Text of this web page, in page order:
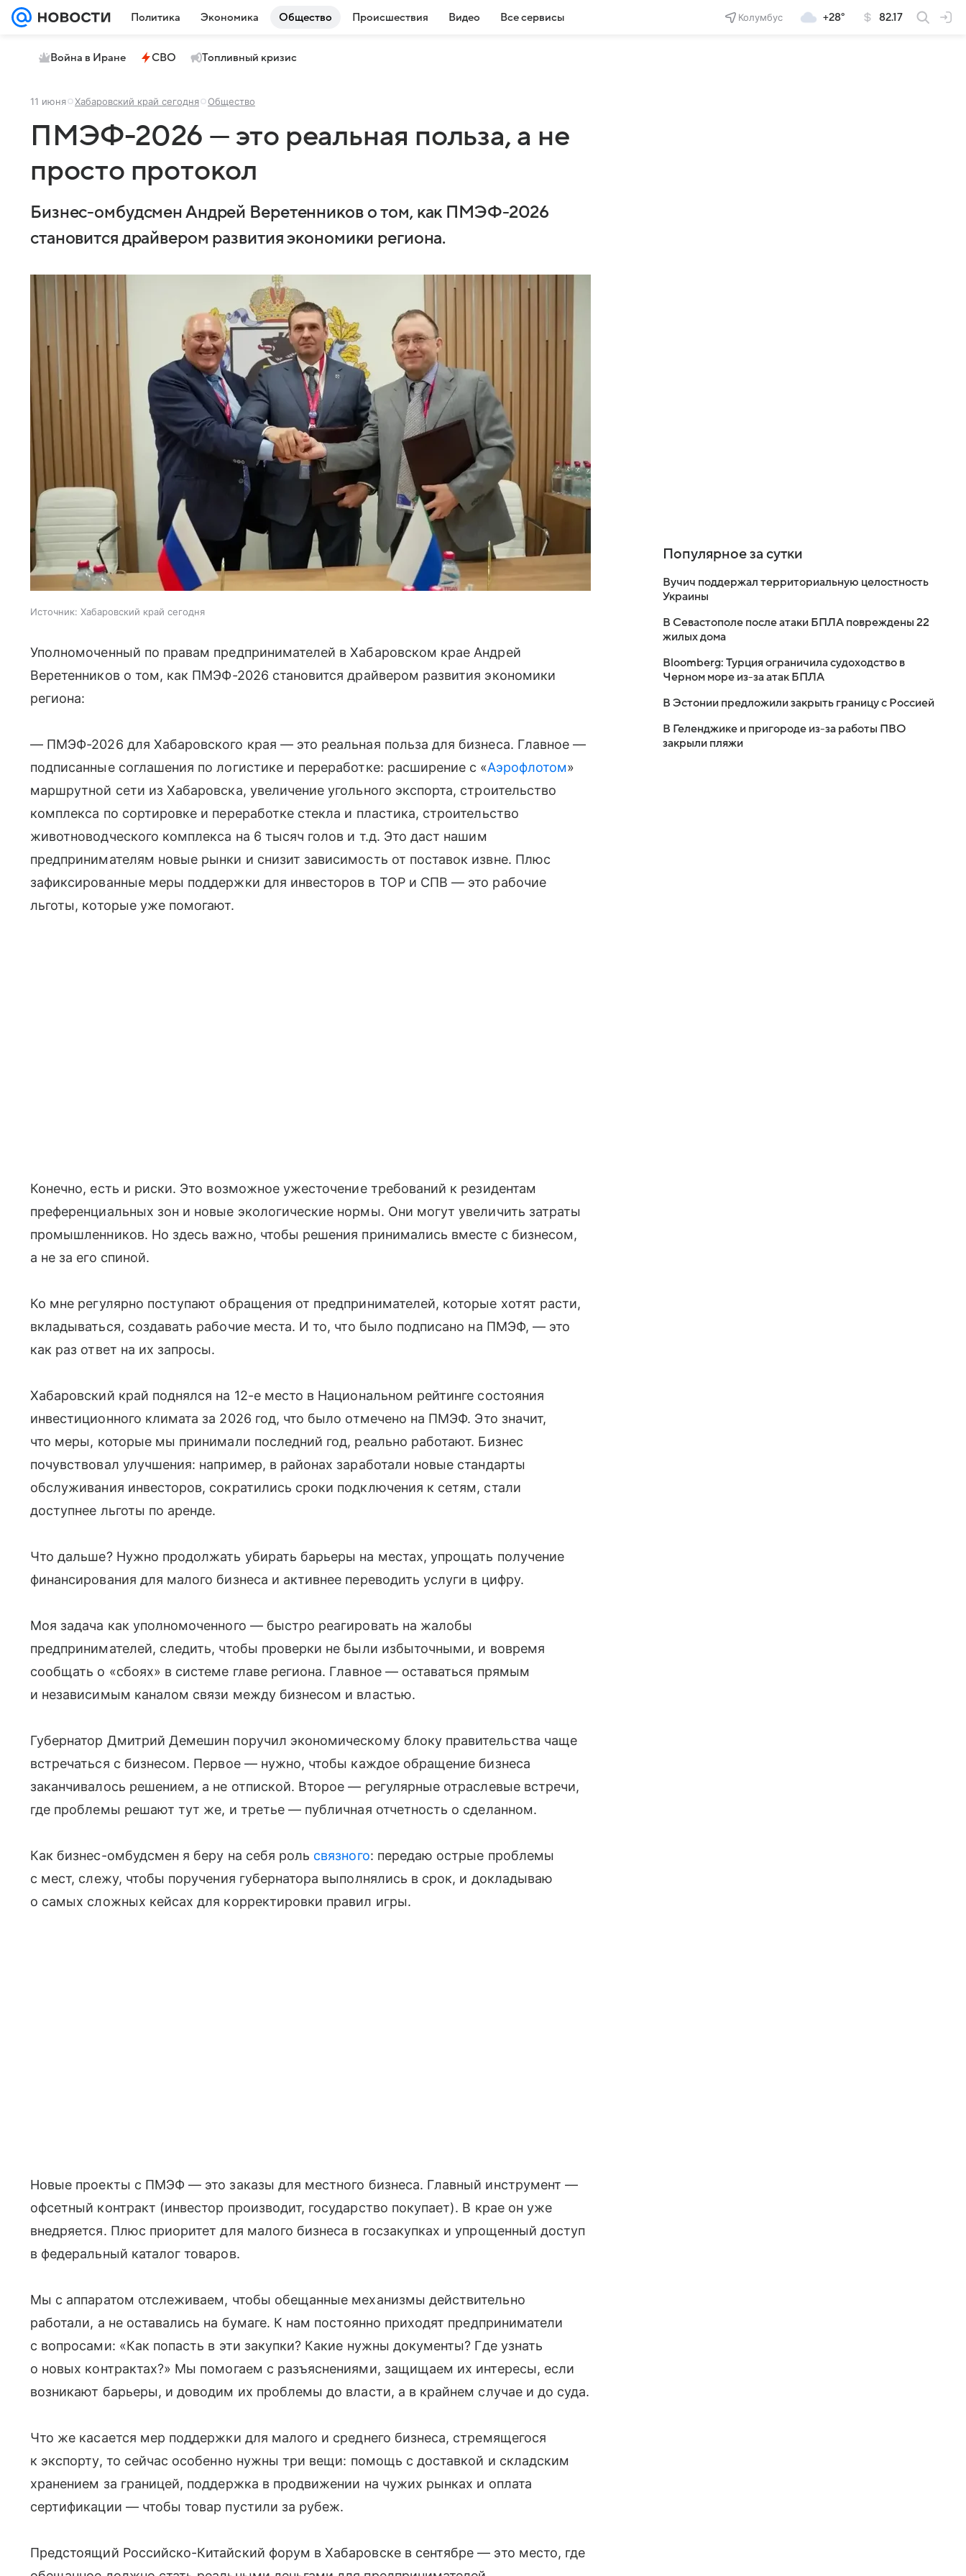
Политика Экономика Общество Происшествия Видео Все сервисы Колумбус +28° 82.17
Война в Иране СВО Топливный кризис
11 июня Хабаровский край сегодня Общество
ПМЭФ-2026 — это реальная польза, а не
просто протокол
Бизнес-омбудсмен Андрей Веретенников о том, как ПМЭФ-2026
становится драйвером развития экономики региона.
Источник: Хабаровский край сегодня
Уполномоченный по правам предпринимателей в Хабаровском крае Андрей
Веретенников о том, как ПМЭФ-2026 становится драйвером развития экономики
региона:
— ПМЭФ-2026 для Хабаровского края — это реальная польза для бизнеса. Главное —
подписанные соглашения по логистике и переработке: расширение с «Аэрофлотом»
маршрутной сети из Хабаровска, увеличение угольного экспорта, строительство
комплекса по сортировке и переработке стекла и пластика, строительство
животноводческого комплекса на 6 тысяч голов и т.д. Это даст нашим
предпринимателям новые рынки и снизит зависимость от поставок извне. Плюс
зафиксированные меры поддержки для инвесторов в ТОР и СПВ — это рабочие
льготы, которые уже помогают.
Конечно, есть и риски. Это возможное ужесточение требований к резидентам
преференциальных зон и новые экологические нормы. Они могут увеличить затраты
промышленников. Но здесь важно, чтобы решения принимались вместе с бизнесом,
а не за его спиной.
Ко мне регулярно поступают обращения от предпринимателей, которые хотят расти,
вкладываться, создавать рабочие места. И то, что было подписано на ПМЭФ, — это
как раз ответ на их запросы.
Хабаровский край поднялся на 12-е место в Национальном рейтинге состояния
инвестиционного климата за 2026 год, что было отмечено на ПМЭФ. Это значит,
что меры, которые мы принимали последний год, реально работают. Бизнес
почувствовал улучшения: например, в районах заработали новые стандарты
обслуживания инвесторов, сократились сроки подключения к сетям, стали
доступнее льготы по аренде.
Что дальше? Нужно продолжать убирать барьеры на местах, упрощать получение
финансирования для малого бизнеса и активнее переводить услуги в цифру.
Моя задача как уполномоченного — быстро реагировать на жалобы
предпринимателей, следить, чтобы проверки не были избыточными, и вовремя
сообщать о «сбоях» в системе главе региона. Главное — оставаться прямым
и независимым каналом связи между бизнесом и властью.
Губернатор Дмитрий Демешин поручил экономическому блоку правительства чаще
встречаться с бизнесом. Первое — нужно, чтобы каждое обращение бизнеса
заканчивалось решением, а не отпиской. Второе — регулярные отраслевые встречи,
где проблемы решают тут же, и третье — публичная отчетность о сделанном.
Как бизнес-омбудсмен я беру на себя роль связного: передаю острые проблемы
с мест, слежу, чтобы поручения губернатора выполнялись в срок, и докладываю
о самых сложных кейсах для корректировки правил игры.
Новые проекты с ПМЭФ — это заказы для местного бизнеса. Главный инструмент —
офсетный контракт (инвестор производит, государство покупает). В крае он уже
внедряется. Плюс приоритет для малого бизнеса в госзакупках и упрощенный доступ
в федеральный каталог товаров.
Мы с аппаратом отслеживаем, чтобы обещанные механизмы действительно
работали, а не оставались на бумаге. К нам постоянно приходят предприниматели
с вопросами: «Как попасть в эти закупки? Какие нужны документы? Где узнать
о новых контрактах?» Мы помогаем с разъяснениями, защищаем их интересы, если
возникают барьеры, и доводим их проблемы до власти, а в крайнем случае и до суда.
Что же касается мер поддержки для малого и среднего бизнеса, стремящегося
к экспорту, то сейчас особенно нужны три вещи: помощь с доставкой и складским
хранением за границей, поддержка в продвижении на чужих рынках и оплата
сертификации — чтобы товар пустили за рубеж.
Предстоящий Российско-Китайский форум в Хабаровске в сентябре — это место, где
Популярное за сутки
Вучич поддержал территориальную целостность
Украины
В Севастополе после атаки БПЛА повреждены 22
жилых дома
Bloomberg: Турция ограничила судоходство в
Черном море из-за атак БПЛА
В Эстонии предложили закрыть границу с Россией
В Геленджике и пригороде из-за работы ПВО
закрыли пляжи